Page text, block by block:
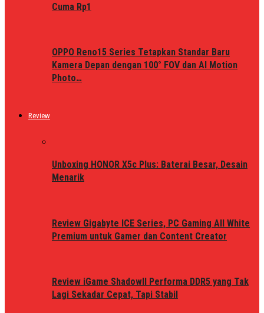
Cuma Rp1
OPPO Reno15 Series Tetapkan Standar Baru
Kamera Depan dengan 100° FOV dan AI Motion
Photo…
Review
Unboxing HONOR X5c Plus: Baterai Besar, Desain
Menarik
Review Gigabyte ICE Series, PC Gaming All White
Premium untuk Gamer dan Content Creator
Review iGame ShadowII Performa DDR5 yang Tak
Lagi Sekadar Cepat, Tapi Stabil